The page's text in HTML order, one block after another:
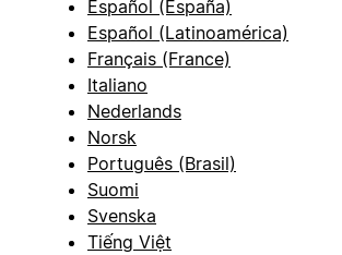
Español (España)
Español (Latinoamérica)
Français (France)
Italiano
Nederlands
Norsk
Português (Brasil)
Suomi
Svenska
Tiếng Việt